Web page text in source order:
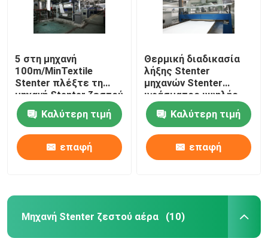
5 στη μηχανή
100m/MinTextile
Stenter πλέξτε τη
μηχανή Stenter ζεστού
αέρα ατμού τύπων
Καλύτερη τιμή
επαφή
Θερμική διαδικασία
λήξης Stenter
μηχανών Stenter
υφάσματος υψηλής
ταχύτητας
πετρελαίου
πολυεστέρα
Καλύτερη τιμή
επαφή
Μηχανή Stenter ζεστού αέρα (10)